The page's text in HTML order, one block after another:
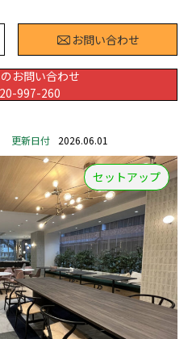
お問い合わせ
お問い合わせ
997-260
更新日付 2026.06.01
セットアップ